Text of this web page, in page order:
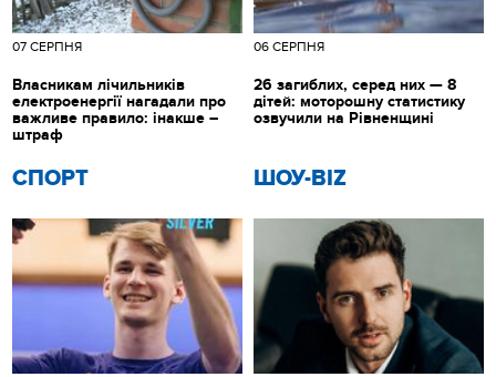
СПОРТ ШОУ-BIZ
07 СЕРПНЯ
Власникам лічильників
електроенергії нагадали про
важливе правило: інакше –
штраф
06 СЕРПНЯ
26 загиблих, серед них — 8
дітей: моторошну статистику
озвучили на Рівненщині